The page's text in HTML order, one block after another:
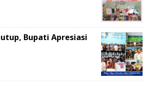
Bupati Apresiasi